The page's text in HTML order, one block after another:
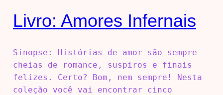
Livro: Amores Infernais
Sinopse: Histórias de amor são sempre
cheias de romance, suspiros e finais
felizes. Certo? Bom, nem sempre! Nesta
coleção você vai encontrar cinco